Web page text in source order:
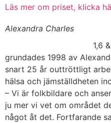
Läs mer om priset, klicka
Alexandra Charles
1,6
grundades 1998 av
snart 25 år outtröttligt
hälsa och jämställdheten
– Vi är folkbildare och
ju mer vi vet om området
något åt det. Fortfarande